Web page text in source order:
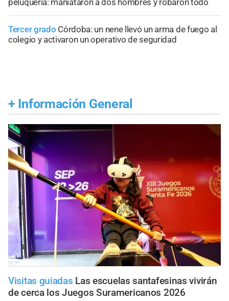
peluquería: maniataron a dos hombres y robaron todo
Tercer grado Córdoba: un nene llevó un arma de fuego al
colegio y activaron un operativo de seguridad
+ Información General
Visitas guiadas Las escuelas santafesinas vivirán
de cerca los Juegos Suramericanos 2026